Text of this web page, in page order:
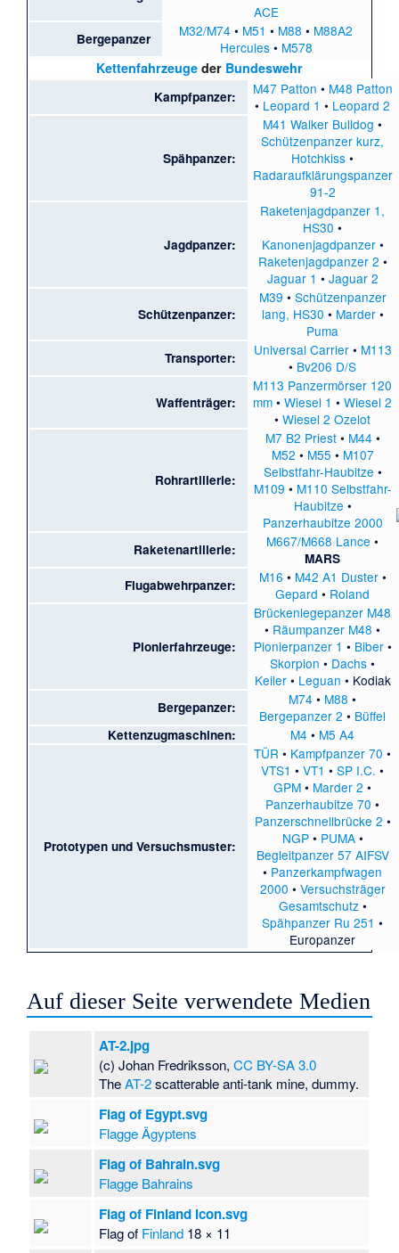
ACE
Bergepanzer M32/M74 • M51 • M88 • M88A2
Hercules• M578
Kettenfahrzeuge der Bundeswehr
Kampfpanzer: M47 Patton • M48 Patton
• Leopard 1 • Leopard 2
Spähpanzer:
M41 Walker Bulldog •
Schützenpanzer kurz,
Hotchkiss •
Radaraufklärungspanzer
91-2
Jagdpanzer:
Raketenjagdpanzer 1,
HS30 •
Kanonenjagdpanzer•
Raketenjagdpanzer 2 •
Jaguar 1 • Jaguar 2
Schützenpanzer:
M39 • Schützenpanzer
lang, HS30 • Marder•
Puma
Transporter: Universal Carrier• M113
• Bv206 D/S
Waffenträger:
M113 Panzermörser 120
mm •Wiesel 1 •Wiesel 2
•Wiesel 2 Ozelot
Rohrartillerie:
M7 B2 Priest• M44•
M52 • M55 • M107
Selbstfahr-Haubitze •
M109 • M110 Selbstfahr-
Haubitze •
Panzerhaubitze 2000
Raketenartillerie: M667/M668 Lance •
MARS
Flugabwehrpanzer:
M16 • M42 A1 Duster•
Gepard • Roland
Pionierfahrzeuge:
Brückenlegepanzer M48
• Räumpanzer M48 •
Pionierpanzer 1 • Biber•
Skorpion • Dachs •
Keiler• Leguan • Kodiak
Bergepanzer: M74 • M88 •
Bergepanzer 2 • Büffel
Kettenzugmaschinen: M4 • M5 A4
Prototypen und Versuchsmuster:
TÜR • Kampfpanzer 70 •
VTS1 •VT1 •SP I.C. •
GPM • Marder 2 •
Panzerhaubitze 70 •
Panzerschnellbrücke 2 •
NGP• PUMA•
Begleitpanzer 57 AIFSV
• Panzerkampfwagen
2000 • Versuchsträger
Gesamtschutz •
Spähpanzer Ru 251 •
Europanzer
Auf dieser Seite verwendete Medien
AT-2.jpg
(c) Johan Fredriksson,CC BY-SA 3.0
TheAT-2scatterable anti-tank mine, dummy.
Flag of Egypt.svg
Flagge Ägyptens
Flag of Bahrain.svg
Flagge Bahrains
Flag of Finland icon.svg
Flag of Finland 18 × 11